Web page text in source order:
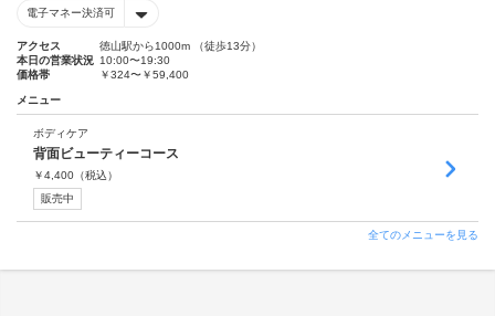
電子マネー決済可
アクセス
徳山駅から1000m （徒歩13分）
本日の営業状況 10:00〜19:30
価格帯
￥324〜￥59,400
メニュー
ボディケア
背面ビューティーコース
￥4,400 （税込）
販売中
全てのメニューを見る